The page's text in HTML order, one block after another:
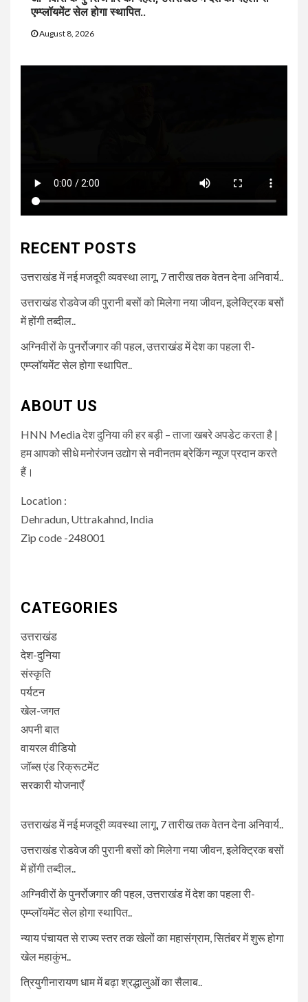
एम्प्लॉयमेंट सेल होगा स्थापित..
August 8, 2026
RECENT POSTS
उत्तराखंड में नई मजदूरी व्यवस्था लागू, 7 तारीख तक वेतन देना अनिवार्य..
उत्तराखंड रोडवेज की पुरानी बसों को मिलेगा नया जीवन, इलेक्ट्रिक बसों
में होंगी तब्दील..
अग्निवीरों के पुनर्रोजगार की पहल, उत्तराखंड में देश का पहला री-
एम्प्लॉयमेंट सेल होगा स्थापित..
ABOUT US
HNN Media देश दुनिया की हर बड़ी – ताजा खबरे अपडेट करता है |
हम आपको सीधे मनोरंजन उद्योग से नवीनतम ब्रेकिंग न्यूज प्रदान करते
हैं।
Location :
Dehradun, Uttrakahnd, India
Zip code -248001
CATEGORIES
उत्तराखंड
देश-दुनिया
संस्कृति
पर्यटन
खेल-जगत
अपनी बात
वायरल वीडियो
जॉब्स एंड रिक्रूटमेंट
सरकारी योजनाएँ
उत्तराखंड में नई मजदूरी व्यवस्था लागू, 7 तारीख तक वेतन देना अनिवार्य..
उत्तराखंड रोडवेज की पुरानी बसों को मिलेगा नया जीवन, इलेक्ट्रिक बसों
में होंगी तब्दील..
अग्निवीरों के पुनर्रोजगार की पहल, उत्तराखंड में देश का पहला री-
एम्प्लॉयमेंट सेल होगा स्थापित..
न्याय पंचायत से राज्य स्तर तक खेलों का महासंग्राम, सितंबर में शुरू होगा
खेल महाकुंभ..
त्रियुगीनारायण धाम में बढ़ा श्रद्धालुओं का सैलाब..